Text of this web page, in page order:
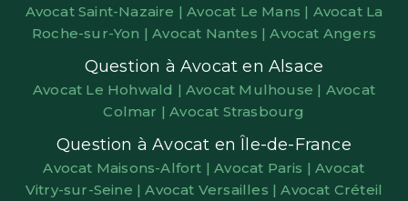
Avocat Saint-Nazaire |Avocat Le Mans | Avocat La
Roche-sur-Yon |Avocat Nantes |Avocat Angers
Question à Avocat en Alsace
Avocat Le Hohwald |Avocat Mulhouse | Avocat
Colmar |Avocat Strasbourg
Question à Avocat en Île-de-France
Avocat Maisons-Alfort |Avocat Paris |Avocat
Vitry-sur-Seine |Avocat Versailles |Avocat Créteil